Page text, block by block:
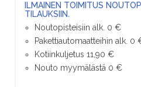
ILMAINEN TOIMITUS
TILAUKSIIN.
Noutopisteisiin alk. 0 €
Pakettiautomaatteihin alk. 0
Kotiinkuljetus 11,90 €
Nouto myymälästä 0 €